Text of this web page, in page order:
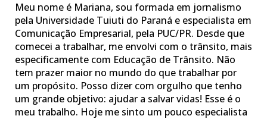
Meu nome é Mariana, sou formada em jornalismo
pela Universidade Tuiuti do Paraná e especialista em
Comunicação Empresarial, pela PUC/PR. Desde que
comecei a trabalhar, me envolvi com o trânsito, mais
especificamente com Educação de Trânsito. Não
tem prazer maior no mundo do que trabalhar por
um propósito. Posso dizer com orgulho que tenho
um grande objetivo: ajudar a salvar vidas! Esse é o
meu trabalho. Hoje me sinto um pouco especialista